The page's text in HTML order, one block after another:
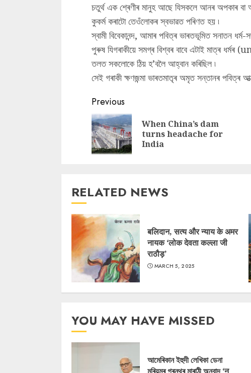
চতুৰ্থ এক শ্ৰেণীৰ মানুহ আছে যিসকলে আনৰ অপকাৰ বা
কুকৰ্ম কৰাটো তেওঁলোকৰ স্বভাৱত পৰিণত হয় ৷
স্বামী বিবেকানন্দ, আমাৰ পবিত্ৰ ভাৰতভূমিত সনাতন
পুৰুষ যিগৰাকীয়ে সমগ্ৰ বিশ্বৰ বাবে এটাই মাত্ৰ
তলত সকলোকে ঠিয় হ’বলৈ আহ্বান কৰিছিল ৷
সেই গৰাকী ক্ষণজন্মা ভাৰতমাতৃৰ অমৃত সন্তানৰ পবিত্ৰ
Continue
Reading
Previous
When China’s dam
turns headache for
India
RELATED NEWS
बलिदान, सत्य और न्याय के अमर
नायक ‘लोक देवता कल्ला जी
राठौड़’
MARCH 5, 2025
YOU MAY HAVE MISSED
আমেৰিকান ইহুদী লেখিকা ডেনা